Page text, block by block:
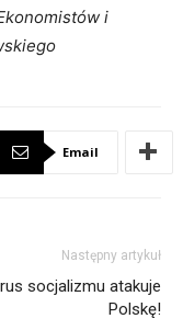
i
Email
Następny artykuł
socjalizmu atakuje
Polskę!